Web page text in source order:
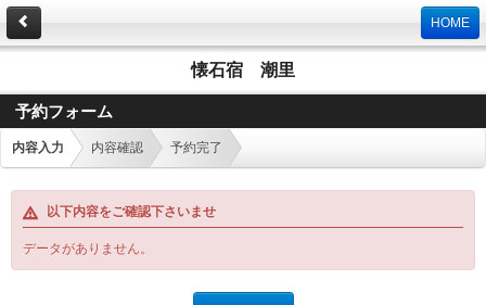
HOME
懐石宿 潮里
予約フォーム
内容入力 内容確認 予約完了
以下内容をご確認下さいませ
データがありません。